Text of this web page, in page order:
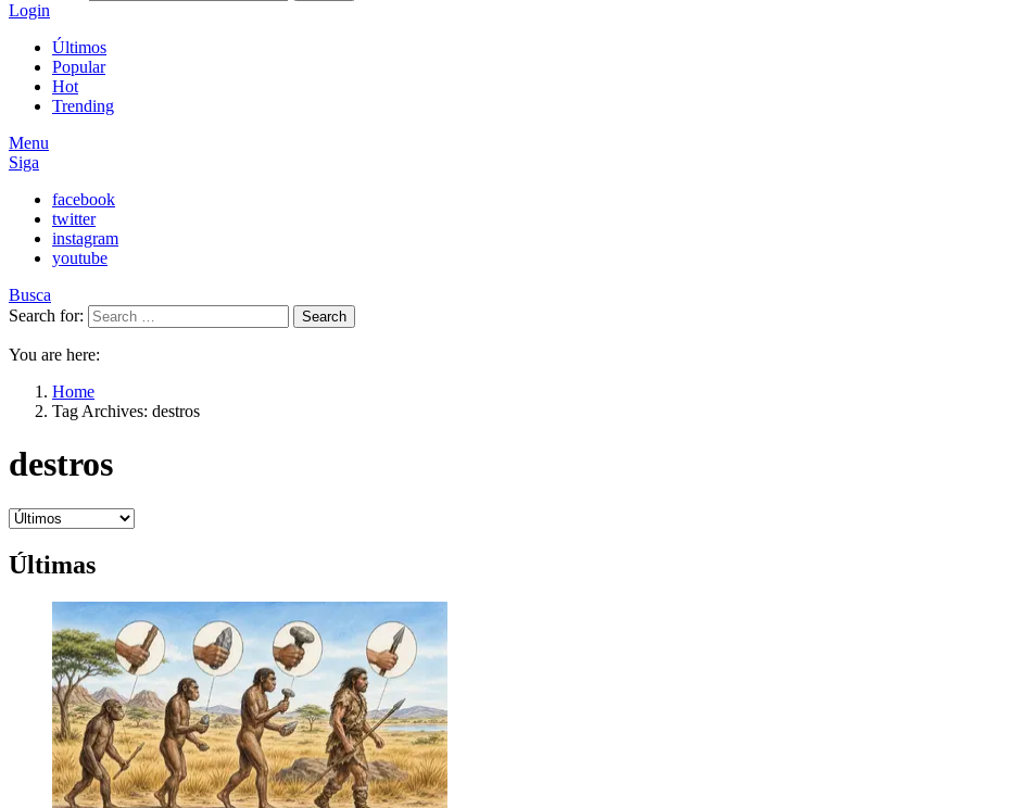
Login
Últimos
Popular
Hot
Trending
Menu
Siga
facebook
twitter
instagram
youtube
Busca
Search for:
Search
You are here:
Home
Tag Archives: destros
destros
Últimas